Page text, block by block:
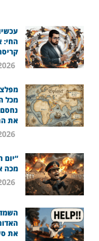
החי:
04/08/2026
מכל
את
02/08/2026
“יום
מכה
31/07/2026
את